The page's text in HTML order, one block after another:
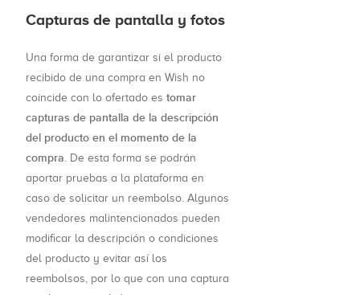
Capturas de pantalla y fotos
Una forma de garantizar si el producto
recibido de una compra en Wish no
coincide con lo ofertado es tomar
capturas de pantalla de la descripción
del producto en el momento de la
compra. De esta forma se podrán
aportar pruebas a la plataforma en
caso de solicitar un reembolso. Algunos
vendedores malintencionados pueden
modificar la descripción o condiciones
del producto y evitar así los
reembolsos, por lo que con una captura